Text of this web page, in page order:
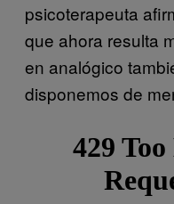
psicoterapeuta
que ahora resulta
en analógico
disponemos de